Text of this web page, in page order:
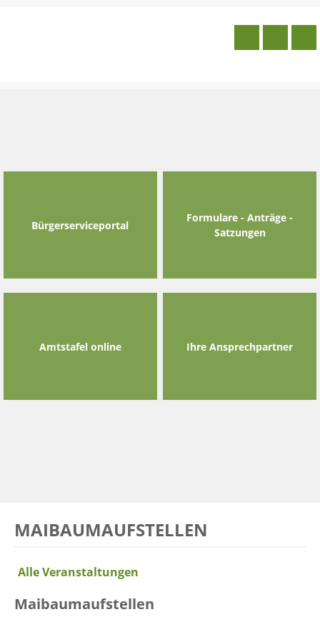
Bürgerserviceportal
Formulare - Anträge -
Satzungen
Amtstafel online Ihre Ansprechpartner
MAIBAUMAUFSTELLEN
Alle Veranstaltungen
Maibaumaufstellen